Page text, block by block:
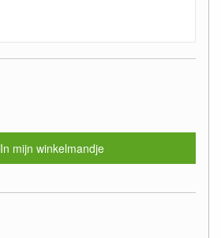
In mijn winkelmandje